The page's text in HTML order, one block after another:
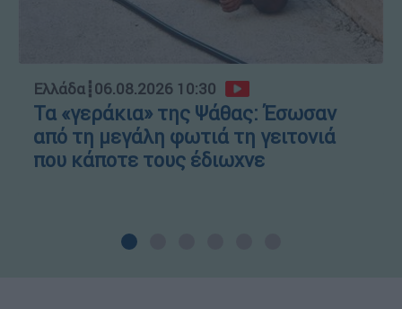
Ελλάδα┋06.08.2026 10:30
Τα «γεράκια» της Ψάθας: Έσωσαν
από τη μεγάλη φωτιά τη γειτονιά
που κάποτε τους έδιωχνε